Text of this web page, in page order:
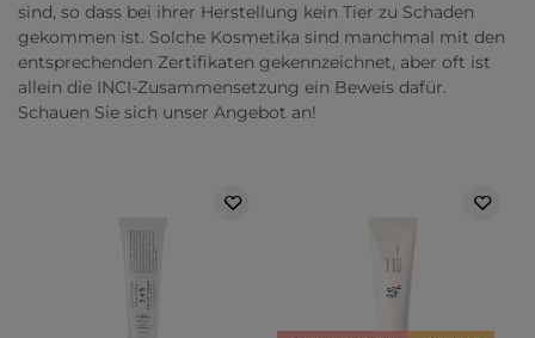
sind, so dass bei ihrer Herstellung kein Tier zu Schaden
gekommen ist. Solche Kosmetika sind manchmal mit den
entsprechenden Zertifikaten gekennzeichnet, aber oft ist
allein die INCI-Zusammensetzung ein Beweis dafür.
Schauen Sie sich unser Angebot an!